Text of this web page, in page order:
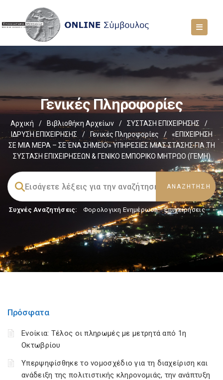
Γενικές Πληροφορίες
Αρχική / Βιβλιοθήκη Αρχείων / ΣΥΣΤΑΣΗ ΕΠΙΧΕΙΡΗΣΗΣ
/
ΙΔΡΥΣΗ ΕΠΙΧΕΙΡΗΣΗΣ
/ Γενικές Πληροφορίες /
«ΕΠΙΧΕΙΡΗΣΗ
ΣΕ ΜΙΑ ΜΕΡΑ – ΣΕ ΈΝΑ ΣΗΜΕΙΟ» ΥΠΗΡΕΣΙΕΣ ΜΙΑΣ ΣΤΑΣΗΣ ΓΙΑ ΤΗ
ΣΥΣΤΑΣΗ ΕΠΙΧΕΙΡΗΣΕΩΝ & ΓΕΝΙΚΟ ΕΜΠΟΡΙΚΟ ΜΗΤΡΩΟ (ΓΕΜΗ)
Συχνές Αναζητήσεις: Φορολογικη Ενημέρωση, Επιχειρήσεις
Πρόσφατα
Ενοίκια: Τέλος οι πληρωμές με μετρητά από 1η
Οκτωβρίου
Υπερψηφίσθηκε το νομοσχέδιο για τη διαχείριση και
ανάδειξη της πολιτιστικής κληρονομιάς, την ανάπτυξη